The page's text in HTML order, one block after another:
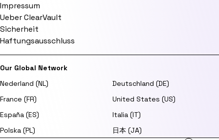
Impressum
Ueber ClearVault
Sicherheit
Haftungsausschluss
Our Global Network
Nederland (NL)
Deutschland (DE)
France (FR)
United States (US)
España (ES)
Italia (IT)
Polska (PL)
日本 (JA)